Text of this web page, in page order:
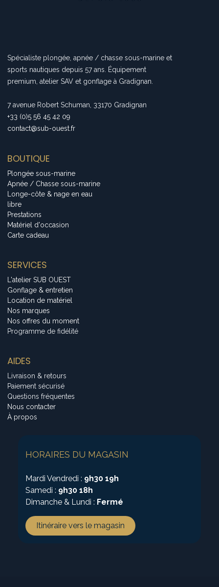
Spécialiste plongée, apnée / chasse sous-marine et
sports nautiques depuis 57 ans. Équipement
premium, atelier SAV et gonflage à Gradignan.
7 avenue Robert Schuman, 33170 Gradignan
+33 (0)5 56 45 42 09
contact@sub-ouest.fr
BOUTIQUE
Plongée sous-marine
Apnée / Chasse sous-marine
Longe-côte & nage en eau
libre
Prestations
Matériel d'occasion
Carte cadeau
SERVICES
L'atelier SUB OUEST
Gonflage & entretien
Location de matériel
Nos marques
Nos offres du moment
Programme de fidélité
AIDES
Livraison & retours
Paiement sécurisé
Questions fréquentes
Nous contacter
À propos
HORAIRES DU MAGASIN
Mardi Vendredi : 9h30 19h
Samedi : 9h30 18h
Dimanche & Lundi : Fermé
Itinéraire vers le magasin